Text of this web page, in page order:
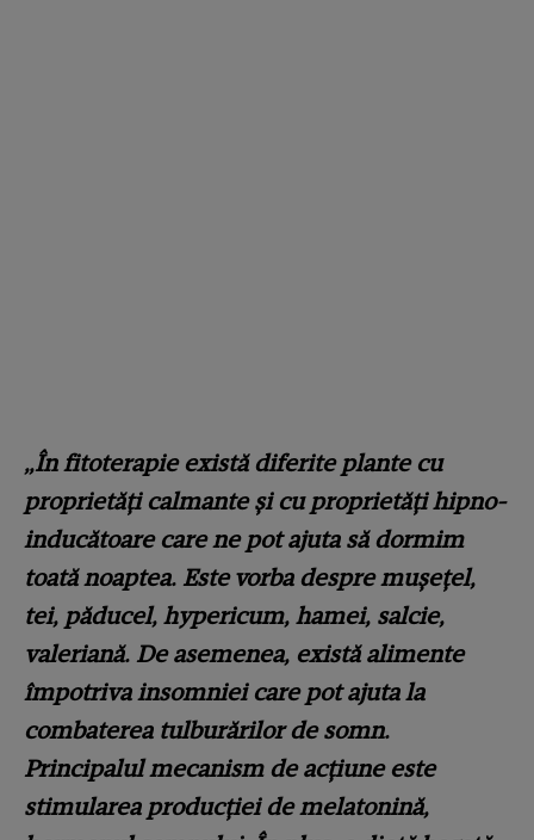
„În fitoterapie există diferite plante cu
proprietăți calmante și cu proprietăți hipno-
inducătoare care ne pot ajuta să dormim
toată noaptea. Este vorba despre mușețel,
tei, păducel, hypericum, hamei, salcie,
valeriană. De asemenea, există alimente
împotriva insomniei care pot ajuta la
combaterea tulburărilor de somn.
Principalul mecanism de acțiune este
stimularea producției de melatonină,